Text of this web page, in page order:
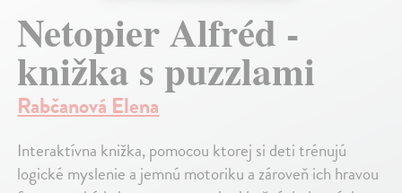
Netopier Alfréd -
knižka s puzzlami
Rabčanová Elena
Interaktívna knižka, pomocou ktorej si deti trénujú
logické myslenie a jemnú motoriku a zároveň ich hravou